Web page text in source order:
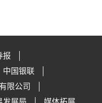
报
中国银联
限公司